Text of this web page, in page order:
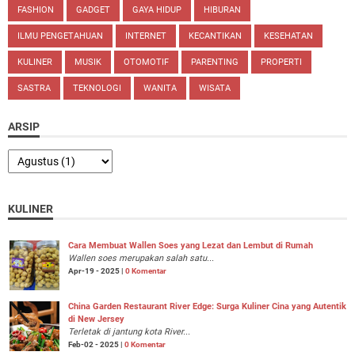
FASHION GADGET GAYA HIDUP HIBURAN
ILMU PENGETAHUAN INTERNET KECANTIKAN KESEHATAN
KULINER MUSIK OTOMOTIF PARENTING PROPERTI
SASTRA TEKNOLOGI WANITA WISATA
ARSIP
KULINER
Cara Membuat Wallen Soes yang Lezat dan Lembut di Rumah
Wallen soes merupakan salah satu...
Apr-19 - 2025 | 0 Komentar
China Garden Restaurant River Edge: Surga Kuliner Cina yang Autentik
di New Jersey
Terletak di jantung kota River...
Feb-02 - 2025 | 0 Komentar